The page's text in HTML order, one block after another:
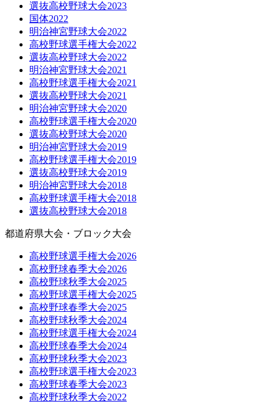
選抜高校野球大会2023
国体2022
明治神宮野球大会2022
高校野球選手権大会2022
選抜高校野球大会2022
明治神宮野球大会2021
高校野球選手権大会2021
選抜高校野球大会2021
明治神宮野球大会2020
高校野球選手権大会2020
選抜高校野球大会2020
明治神宮野球大会2019
高校野球選手権大会2019
選抜高校野球大会2019
明治神宮野球大会2018
高校野球選手権大会2018
選抜高校野球大会2018
都道府県大会・ブロック大会
高校野球選手権大会2026
高校野球春季大会2026
高校野球秋季大会2025
高校野球選手権大会2025
高校野球春季大会2025
高校野球秋季大会2024
高校野球選手権大会2024
高校野球春季大会2024
高校野球秋季大会2023
高校野球選手権大会2023
高校野球春季大会2023
高校野球秋季大会2022